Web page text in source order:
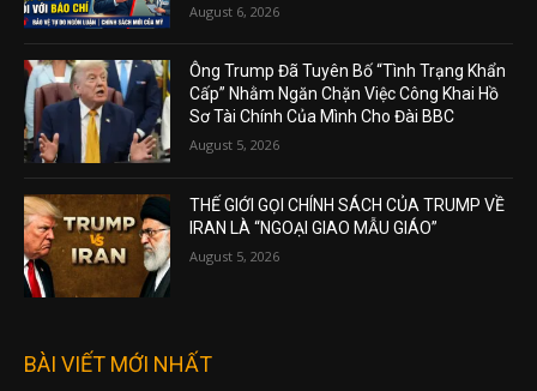
August 6, 2026
Ông Trump Đã Tuyên Bố “Tình Trạng Khẩn
Cấp” Nhằm Ngăn Chặn Việc Công Khai Hồ
Sơ Tài Chính Của Mình Cho Đài BBC
August 5, 2026
THẾ GIỚI GỌI CHÍNH SÁCH CỦA TRUMP VỀ
IRAN LÀ “NGOẠI GIAO MẪU GIÁO”
August 5, 2026
BÀI VIẾT MỚI NHẤT